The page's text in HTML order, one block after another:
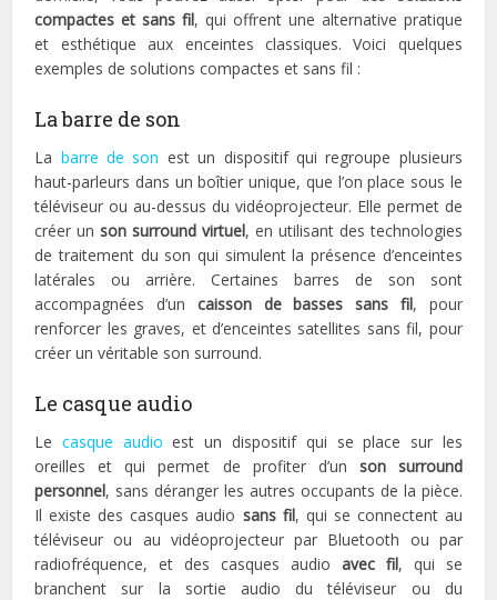
compactes et sans fil, qui offrent une alternative pratique
et esthétique aux enceintes classiques. Voici quelques
exemples de solutions compactes et sans fil :
La barre de son
La barre de son est un dispositif qui regroupe plusieurs
haut-parleurs dans un boîtier unique, que l’on place sous le
téléviseur ou au-dessus du vidéoprojecteur. Elle permet de
créer unson surround virtuel, en utilisant des technologies
de traitement du son qui simulent la présence d’enceintes
latérales ou arrière. Certaines barres de son sont
accompagnées d’un caisson de basses sans fil, pour
renforcer les graves, et d’enceintes satellites sans fil, pour
créer un véritable son surround.
Le casque audio
Le casque audio est un dispositif qui se place sur les
oreilles et qui permet de profiter d’un son surround
personnel, sans déranger les autres occupants de la pièce.
Il existe des casques audio sans fil, qui se connectent au
téléviseur ou au vidéoprojecteur par Bluetooth ou par
radiofréquence, et des casques audio avec fil, qui se
branchent sur la sortie audio du téléviseur ou du